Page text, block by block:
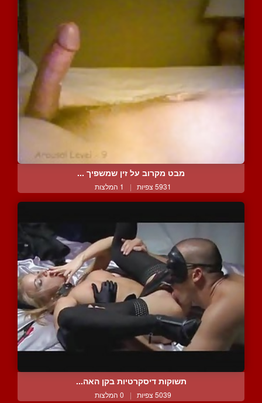
מבט מקרוב על זין שמשפיך ...
5931 צפיות | 1 המלצות
תשוקות דיסקרטיות בקן האה...
5039 צפיות | 0 המלצות